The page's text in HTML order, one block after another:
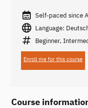
Self-paced since
Language:
Beginner,
Enroll me for this course
Course